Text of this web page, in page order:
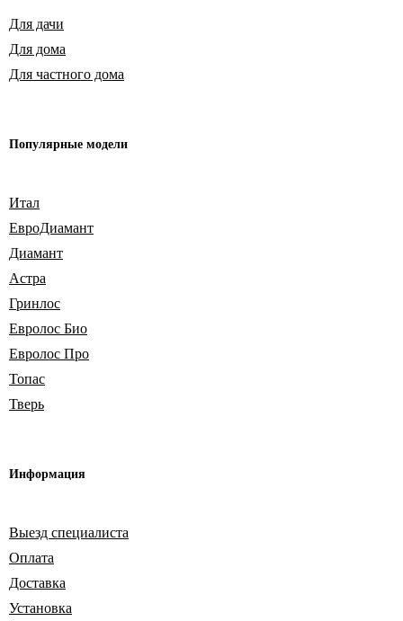
Для дачи
Для дома
Для частного дома
Популярные модели
Итал
ЕвроДиамант
Диамант
Астра
Гринлос
Евролос Био
Евролос Про
Топас
Тверь
Информация
Выезд специалиста
Оплата
Доставка
Установка